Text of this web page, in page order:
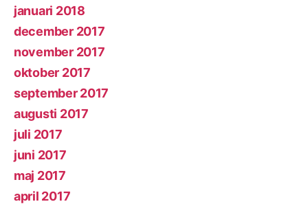
januari 2018
december 2017
november 2017
oktober 2017
september 2017
augusti 2017
juli 2017
juni 2017
maj 2017
april 2017